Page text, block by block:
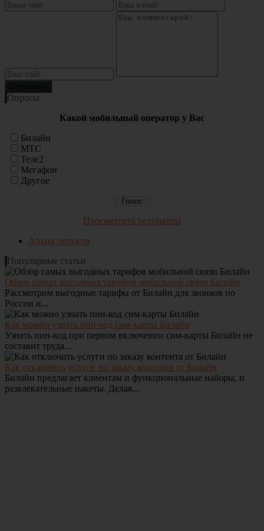
Опросы
Какой мобильный оператор у Вас
Билайн
МТС
Теле2
Мегафон
Другое
Просмотреть результаты
Архив опросов
Популярные статьи
Обзор самых выгодных тарифов мобильной связи Билайн
Рассмотрим выгодные тарифы от Билайн для звонков по
России и...
Как можно узнать пин-код сим-карты Билайн
Узнать пин-код при первом включении сим-карты Билайн не
составит труда...
Как отключить услуги по заказу контента от Билайн
Билайн предлагает клиентам и функциональные наборы, и
развлекательные пакеты. Делая...